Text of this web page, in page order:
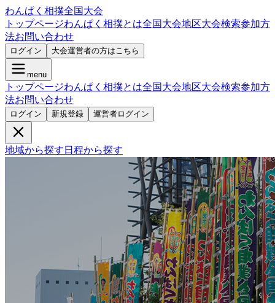
わんぱく相撲全国大会
トップページわんぱく相撲とは全国大会地区大会検索参加方
法お問い合わせ
ログイン 大会運営者の方はこちら
menu
トップページわんぱく相撲とは全国大会地区大会検索参加方
法お問い合わせ
ログイン 新規登録 運営者ログイン
地域から探す 日程から探す